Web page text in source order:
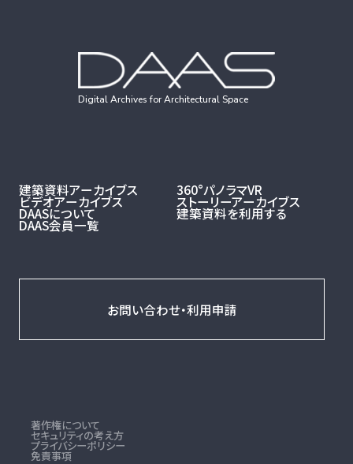
Digital Archives for Architectural Space
建築資料アーカイブス 360°パノラマVR
ビデオアーカイブス ストーリーアーカイブス
DAASについて 建築資料を利用する
DAAS会員一覧
お問い合わせ・利用申請
著作権について
セキュリティの考え方
プライバシーポリシー
免責事項